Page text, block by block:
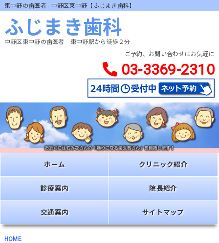
東中野の歯医者 - 中野区東中野【ふじまき歯科】
ふじまき歯科
中野区東中野の歯医者 東中野駅から徒歩２分
ご予約、お問い合わせはお気軽に
03-3369-2310
ホーム クリニック紹介
診療案内 院長紹介
交通案内 サイトマップ
HOME